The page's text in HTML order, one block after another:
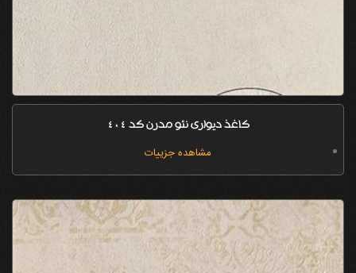
کاغذ دیواری نئو مدرن کد 404
مشاهده جزییات